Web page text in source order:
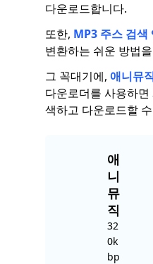
다운로드합니다.
또한, MP3 주스 검색
변환하는 쉬운 방법
그 꼭대기에, 애니뮤
다운로더를 사용하
색하고 다운로드할
애
니
뮤
직
32
0k
bp